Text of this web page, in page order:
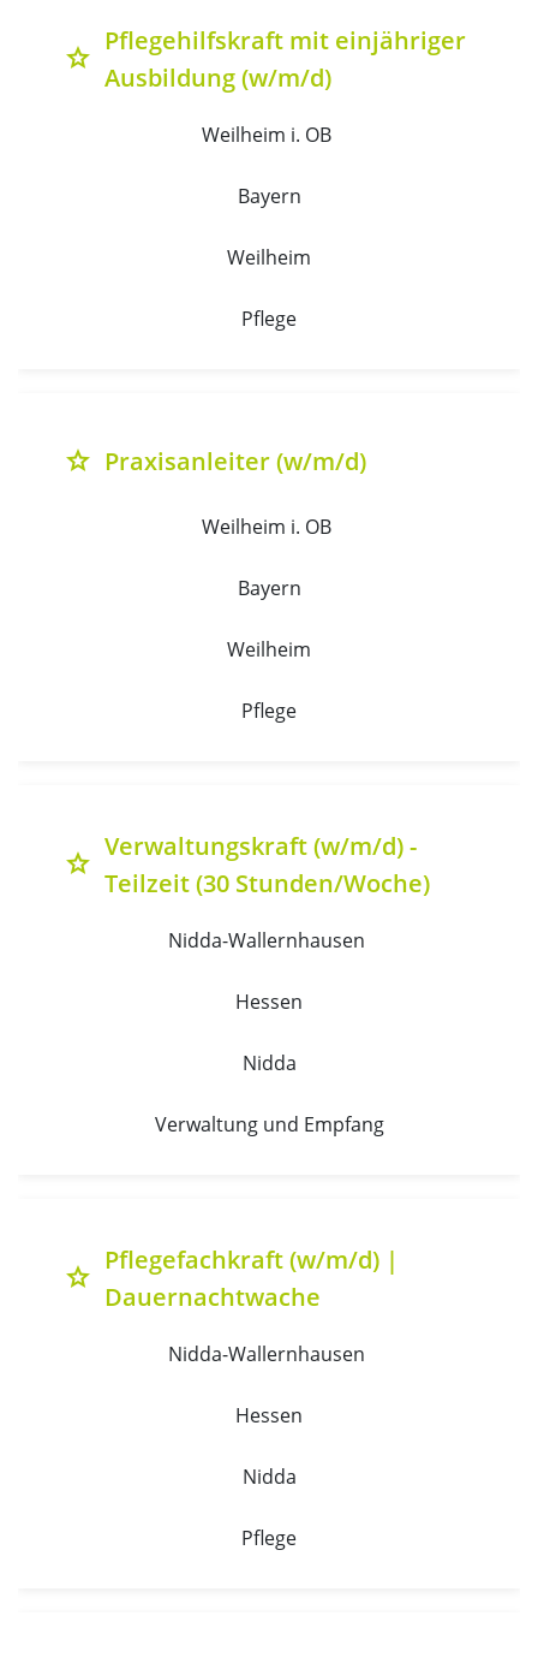
grade
Pflegehilfskraft mit einjähriger
Ausbildung (w/m/d)
Weilheim i. OB
Bayern
Weilheim
Pflege
grade Praxisanleiter (w/m/d)
Weilheim i. OB
Bayern
Weilheim
Pflege
grade
Verwaltungskraft (w/m/d) -
Teilzeit (30 Stunden/Woche)
Nidda-Wallernhausen
Hessen
Nidda
Verwaltung und Empfang
grade
Pflegefachkraft (w/m/d) |
Dauernachtwache
Nidda-Wallernhausen
Hessen
Nidda
Pflege